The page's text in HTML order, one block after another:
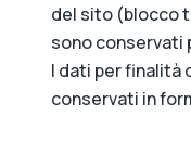
del sito (blocco
sono conservati
I dati per
conservati in